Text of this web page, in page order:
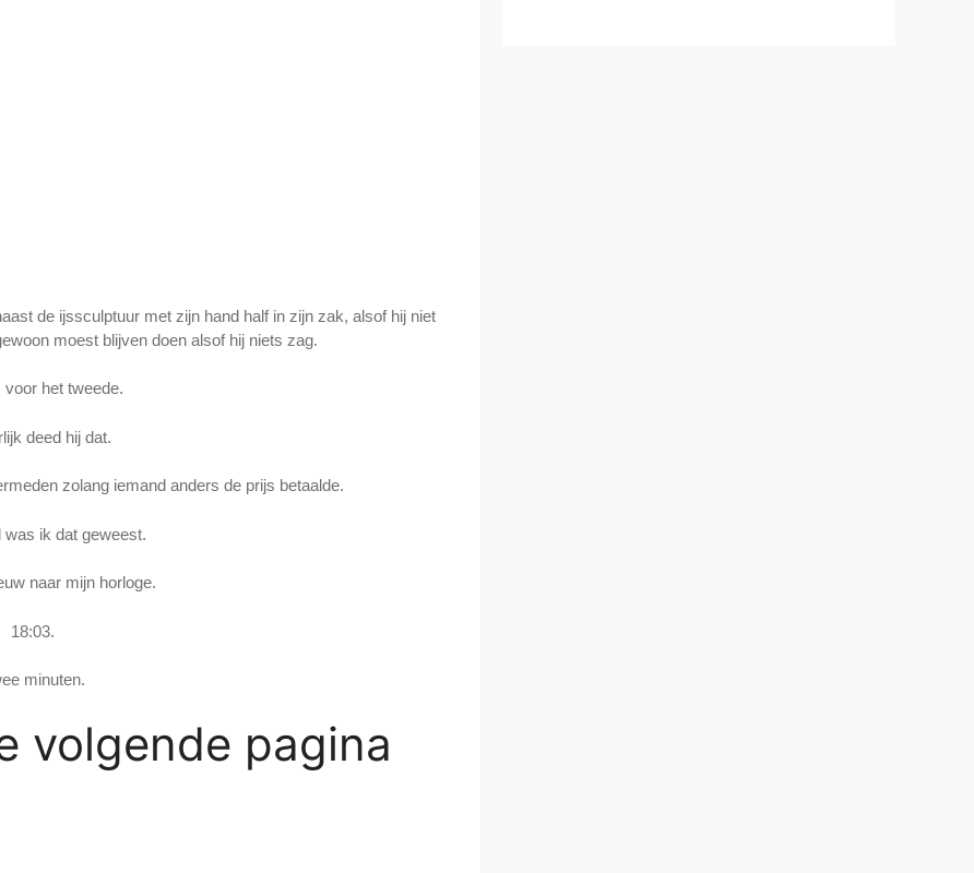
de ijssculptuur met zijn hand half in zijn zak, alsof hij niet
moest blijven doen alsof hij niets zag.
voor het tweede.
deed hij dat.
zolang iemand anders de prijs betaalde.
was ik dat geweest.
naar mijn horloge.
18:03.
minuten.
volgende pagina